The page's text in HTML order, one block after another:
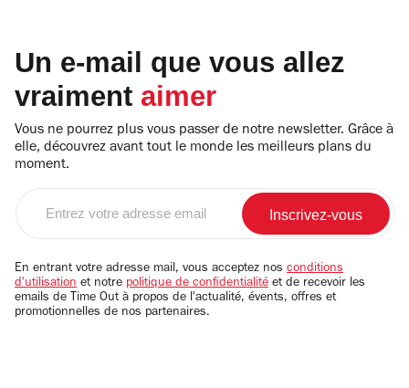
Un e-mail que vous allez
vraiment aimer
Vous ne pourrez plus vous passer de notre newsletter. Grâce à
elle, découvrez avant tout le monde les meilleurs plans du
moment.
email
En entrant votre adresse mail, vous acceptez nos conditions
d'utilisation et notre politique de confidentialité et de recevoir les
emails de Time Out à propos de l'actualité, évents, offres et
promotionnelles de nos partenaires.